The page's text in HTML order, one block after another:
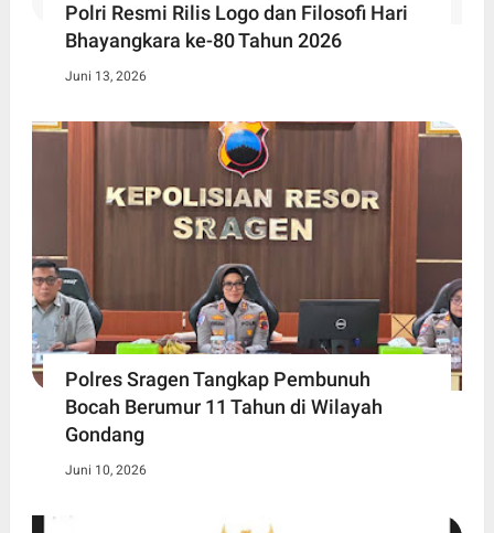
Polri Resmi Rilis Logo dan Filosofi Hari
Bhayangkara ke-80 Tahun 2026
Juni 13, 2026
Polres Sragen Tangkap Pembunuh
Bocah Berumur 11 Tahun di Wilayah
Gondang
Juni 10, 2026